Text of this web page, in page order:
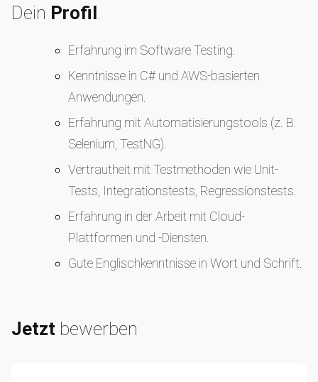
Dein Profil.
Erfahrung im Software Testing.
Kenntnisse in C# und AWS-basierten
Anwendungen.
Erfahrung mit Automatisierungstools (z. B.
Selenium, TestNG).
Vertrautheit mit Testmethoden wie Unit-
Tests, Integrationstests, Regressionstests.
Erfahrung in der Arbeit mit Cloud-
Plattformen und -Diensten.
Gute Englischkenntnisse in Wort und Schrift.
Jetzt bewerben